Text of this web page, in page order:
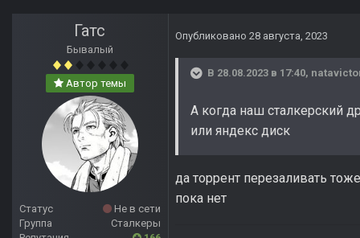
Гатс
Бывалый
Автор темы
Статус
Не в сети
Группа
Сталкеры
Опубликовано 28 августа, 2023
В 28.08.2023 в 17:40,
А когда наш сталкерский
или яндекс диск
да торрент перезаливать
пока нет